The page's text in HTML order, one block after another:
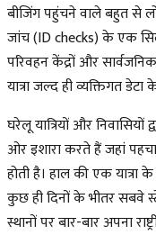
बीजिंग पहुंचने वाले बहुत से
जांच (ID checks) के एक
परिवहन केंद्रों और
यात्रा जल्द ही व्यक्तिगत
घरेलू यात्रियों और
ओर इशारा करते हैं जहां
होती है। हाल की एक यात्रा
कुछ ही दिनों के भीतर सबवे
स्थानों पर बार-बार अपना